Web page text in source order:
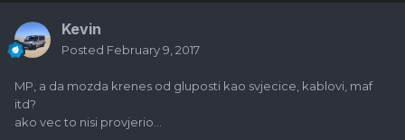
Kevin
Posted February 9, 2017
MP, a da mozda krenes od gluposti kao svjecice, kablovi, maf
itd?
ako vec to nisi provjerio...